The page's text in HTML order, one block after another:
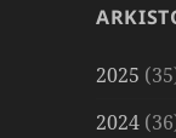
2025
2024